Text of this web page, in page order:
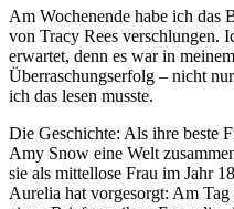
Am Wochenende habe ich das
von Tracy Rees verschlungen.
erwartet, denn es war in
Überraschungserfolg – nicht
ich das lesen musste.
Die Geschichte: Als ihre beste
Amy Snow eine Welt
sie als mittellose Frau im Jahr
Aurelia hat vorgesorgt: Am